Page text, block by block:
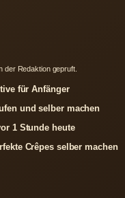
der Redaktion gepruft.
für Anfänger
und selber machen
1 Stunde heute
Crêpes selber machen